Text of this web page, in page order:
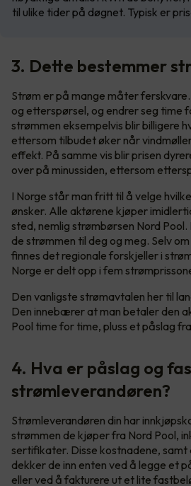
til ulike tider på døgnet. Typisk er
3. Dette bestemmer
Strøm er på mange måter
og etterspørsel, og endrer seg time
strømmen eksempelvis blir billigere
ettersom tilbudet øker når
effekt. På samme vis blir prisen
over på minussiden, ettersom
I Norge står man fritt til å velge
ønsker. Alle aktørene kjøper
sted, nemlig strømbørsen Nord
de strømmen til deg og meg. Selv
finnes det regionale forskjeller i
Norge er delt opp i fem
Den vanligste strømavtalen her til
Den innebærer at man betaler den
Pool time for time, pluss et påslag
4. Hva er påslag og
strømleverandøren?
Strømleverandøren din har
strømmen de kjøper fra Nord Pool,
sertifikater. Disse kostnadene,
dekker de inn enten ved å legge et
eller ved å fakturere ut et lite